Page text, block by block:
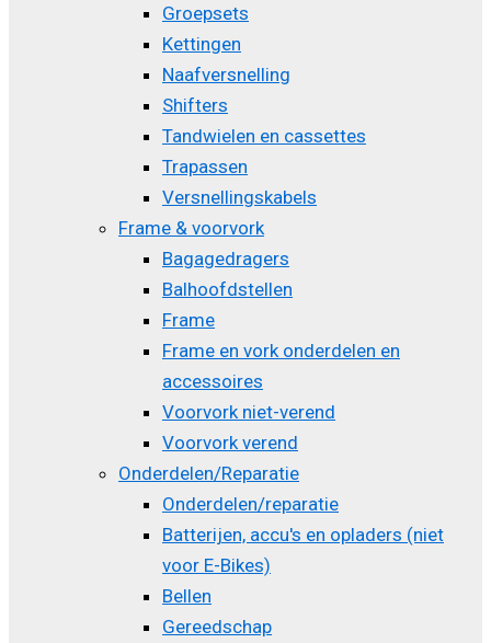
Groepsets
Kettingen
Naafversnelling
Shifters
Tandwielen en cassettes
Trapassen
Versnellingskabels
Frame & voorvork
Bagagedragers
Balhoofdstellen
Frame
Frame en vork onderdelen en
accessoires
Voorvork niet-verend
Voorvork verend
Onderdelen/Reparatie
Onderdelen/reparatie
Batterijen, accu's en opladers (niet
voor E-Bikes)
Bellen
Gereedschap